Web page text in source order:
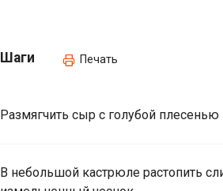
Шаги Печать
Размягчить сыр с голубой плесенью
В небольшой кастрюле растопить